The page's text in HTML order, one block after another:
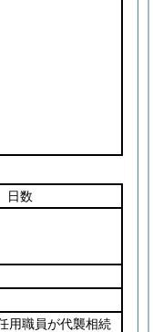
日数
用職員が代襲相続